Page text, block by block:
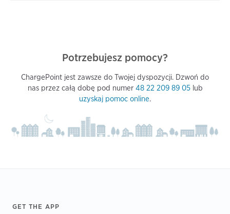
Potrzebujesz pomocy?
ChargePoint jest zawsze do Twojej dyspozycji. Dzwoń do
nas przez całą dobę pod numer 48 22 209 89 05lub
uzyskaj pomoc online.
Footer
GET THE APP